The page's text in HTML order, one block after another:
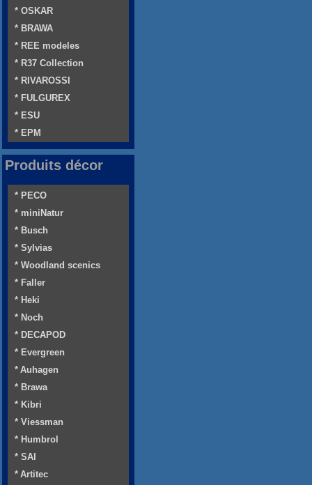
* OSKAR
* BRAWA
* REE modeles
* R37 Collection
* RIVAROSSI
* FULGUREX
* ESU
* EPM
Produits décor
* PECO
* miniNatur
* Busch
* Sylvias
* Woodland scenics
* Faller
* Heki
* Noch
* DECAPOD
* Evergreen
* Auhagen
* Brawa
* Kibri
* Viessman
* Humbrol
* SAI
* Artitec